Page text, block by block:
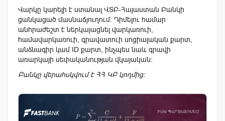
Վարկը կարելի է ստանալ ՎՏԲ-Հայաստան Բանկի
ցանկացած մասնաճյուղում: Դիմելու համար
անհրաժեշտ է ներկայացնել վարկառուի,
համավարկառուի, գրավատուի սոցիալական քարտ,
անձնագիր կամ ID քարտ, ինչպես նաև գրավի
առարկայի սեփականության վկայական:
Բանկը վերահսկվում է ՀՀ ԿԲ կողմից: